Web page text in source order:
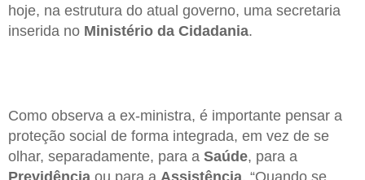
hoje, na estrutura do atual governo, uma secretaria
inserida no Ministério da Cidadania.
Como observa a ex-ministra, é importante pensar a
proteção social de forma integrada, em vez de se
olhar, separadamente, para a Saúde, para a
Previdência ou para a Assistência. “Quando se